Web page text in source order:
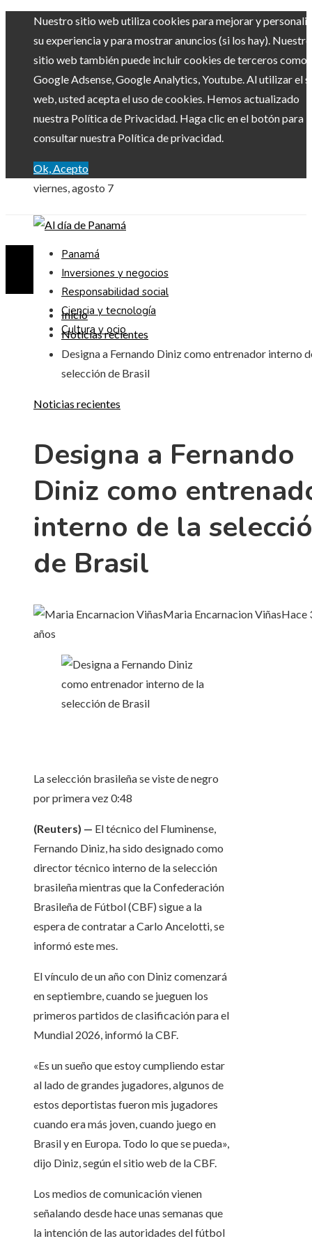
Nuestro sitio web utiliza cookies para mejorar y
su experiencia y para mostrar anuncios (si los hay). Nuestro
sitio web también puede incluir cookies de terceros como
Google Adsense, Google Analytics, Youtube. Al utilizar el
web, usted acepta el uso de cookies. Hemos actualizado
nuestra Política de Privacidad. Haga clic en el botón para
consultar nuestra Política de privacidad.
Ok, Acepto
viernes, agosto 7
Panamá
Inversiones y negocios
Responsabilidad social
Ciencia y tecnología
Cultura y ocio
Inicio
Noticias recientes
Designa a Fernando Diniz como entrenador interno
selección de Brasil
Noticias recientes
Designa a Fernando
Diniz como
interno de la
de Brasil
Maria Encarnacion ViñasHace
años
La selección brasileña se viste de negro
por primera vez0:48
(Reuters) — El técnico del Fluminense,
Fernando Diniz, ha sido designado como
director técnico interno de la selección
brasileña mientras que la Confederación
Brasileña de Fútbol (CBF) sigue a la
espera de contratar a Carlo Ancelotti, se
informó este mes.
El vínculo de un año con Diniz comenzará
en septiembre, cuando se jueguen los
primeros partidos de clasificación para el
Mundial 2026, informó la CBF.
«Es un sueño que estoy cumpliendo estar
al lado de grandes jugadores, algunos de
estos deportistas fueron mis jugadores
cuando era más joven, cuando juego en
Brasil y en Europa. Todo lo que se pueda»,
dijo Diniz, según el sitio web de la CBF.
Los medios de comunicación vienen
señalando desde hace unas semanas que
la intención de las autoridades del fútbol